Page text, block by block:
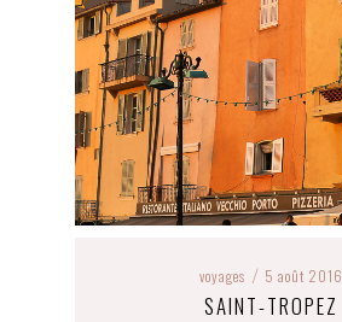
voyages / 5 août 2016
SAINT-TROPEZ